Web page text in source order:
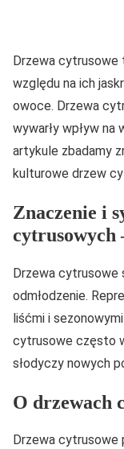
Drzewa cytrusowe
względu na ich
owoce. Drzewa
wywarły wpływ na
artykule zbadamy
kulturowe drzew
Znaczenie i
cytrusowych
Drzewa cytrusowe
odmłodzenie.
liśćmi i
cytrusowe często
słodyczy nowych
O drzewach
Drzewa cytrusowe